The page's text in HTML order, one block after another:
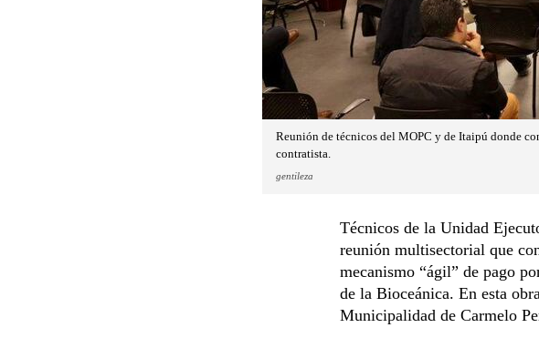
Reunión de técnicos del MOPC y de Itaipú donde
contratista.
gentileza
Técnicos de la Unidad
reunión multisectorial que
mecanismo “ágil” de pago
de la Bioceánica. En esta
Municipalidad de Carmelo